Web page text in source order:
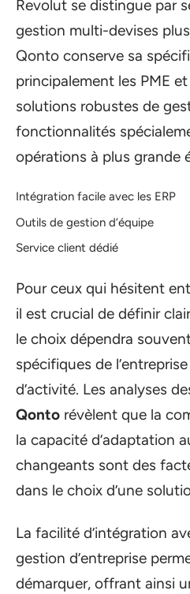
Revolut se distingue par
gestion multi-devises
Qonto conserve sa
principalement les PME
solutions robustes de
fonctionnalités
opérations à plus grande
Intégration facile avec les ERP
Outils de gestion d’équipe
Service client dédié
Pour ceux qui hésitent
il est crucial de définir
le choix dépendra
spécifiques de
d’activité. Les analyses
Qonto révèlent que la
la capacité d’adaptation
changeants sont des
dans le choix d’une
La facilité d’intégration
gestion d’entreprise
démarquer, offrant ainsi